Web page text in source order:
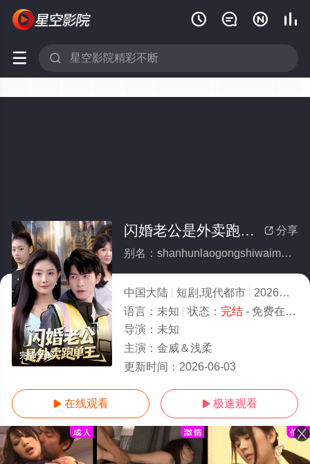
   
 
完结/全集
 分享
闪婚老公是外卖跑单王(全集)
别名：shanhunlaogongshiwaimaipaodanwang
中国大陆 短剧,现代都市 2026
4.0
语言： 未知 状态： 完结- 免费在线观看
导演： 未知
主演： 金威＆浅柔
更新时间： 2026-06-03
 在线观看  极速观看